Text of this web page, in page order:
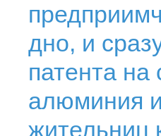
дно, и
патента
алюминия
жительниц